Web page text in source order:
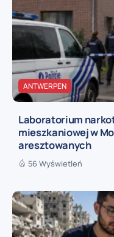
ANTWERPEN
Laboratorium
mieszkaniowej w
aresztowanych
56 Wyświetleń